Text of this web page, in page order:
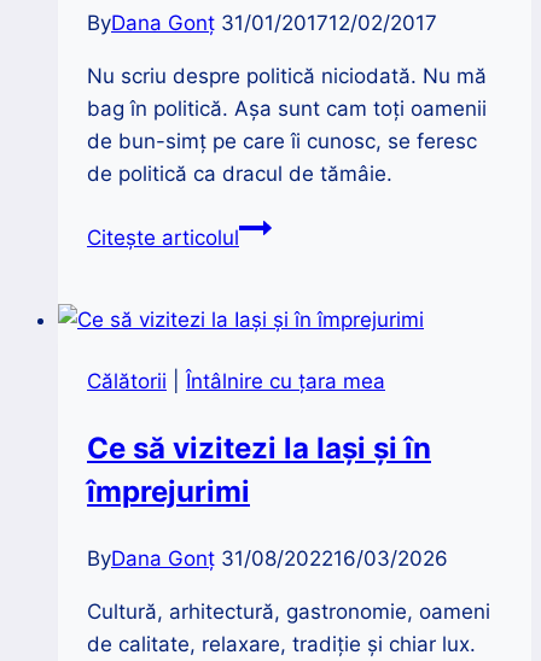
ByDana Gonț 31/01/201712/02/2017
Nu scriu despre politică niciodată. Nu mă
bag în politică. Așa sunt cam toți oamenii
de bun-simț pe care îi cunosc, se feresc
de politică ca dracul de tămâie.
Citește articolulMarțea
ești
dulce
Călătorii |Întâlnire cu țara mea
Ce să vizitezi la Iași și în
împrejurimi
ByDana Gonț 31/08/202216/03/2026
Cultură, arhitectură, gastronomie, oameni
de calitate, relaxare, tradiție și chiar lux.